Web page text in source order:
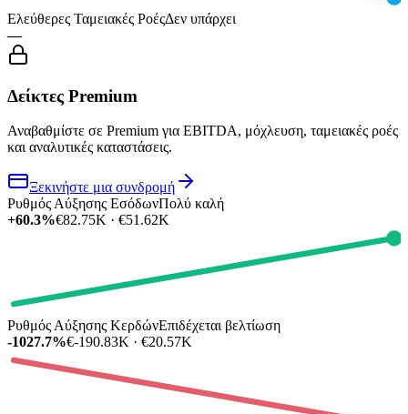
Ελεύθερες Ταμειακές ΡοέςΔεν υπάρχει
—
Δείκτες Premium
Αναβαθμίστε σε Premium για EBITDA, μόχλευση, ταμειακές ροές
και αναλυτικές καταστάσεις.
Ξεκινήστε μια συνδρομή
Ρυθμός Αύξησης ΕσόδωνΠολύ καλή
+60.3%€82.75K · €51.62K
Ρυθμός Αύξησης ΚερδώνΕπιδέχεται βελτίωση
-1027.7%€-190.83K · €20.57K